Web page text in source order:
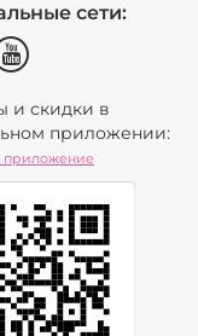
сети:
и скидки в
приложении:
приложение